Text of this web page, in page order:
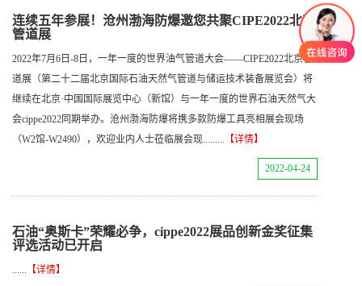
连续五年参展！沧州渤海防爆邀您共聚CIPE2022北京
管道展
2022年7月6日-8日，一年一度的世界油气管道大会——CIPE2022北京管
道展（第二十二届北京国际石油天然气管道与储运技术装备展览会）将
继续在北京·中国国际展览中心（新馆）与一年一度的世界石油天然气大
会cippe2022同期举办。沧州渤海防爆将携多款防爆工具亮相展会现场
（W2馆-W2490），欢迎业内人士莅临展会现......... 【详情】
2022-04-24
石油“奥斯卡”荣耀必争，cippe2022展品创新金奖征集
评选活动已开启
...... 【详情】